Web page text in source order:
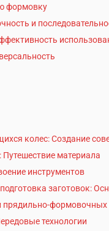
формовку
и
колес: Создание
материала
инструментов
заготовок:
прядильно-
технологии